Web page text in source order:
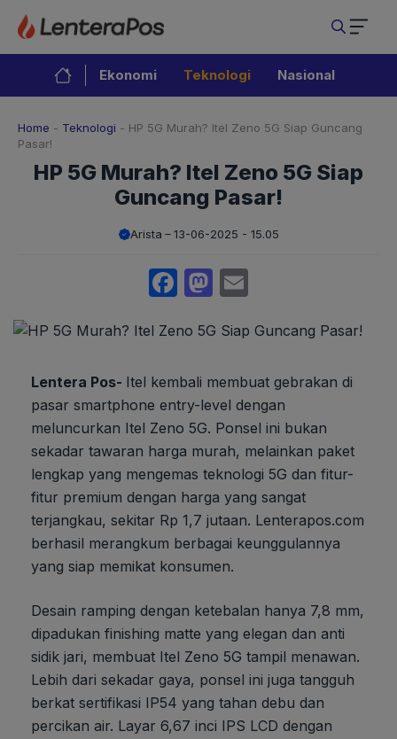
Langsung
isi
Ekonomi Teknologi Nasional
Home - Teknologi - HP 5G Murah? Itel Zeno 5G Siap Guncang
Pasar!
HP 5G Murah? Itel Zeno 5G Siap
Guncang Pasar!
Arista 13-06-2025 - 15.05
Facebook
Mastodon
Lentera Pos- Itel kembali membuat gebrakan di
pasar smartphone entry-level dengan
meluncurkan Itel Zeno 5G. Ponsel ini bukan
sekadar tawaran harga murah, melainkan paket
lengkap yang mengemas teknologi 5G dan fitur-
fitur premium dengan harga yang sangat
terjangkau, sekitar Rp 1,7 jutaan. Lenterapos.com
berhasil merangkum berbagai keunggulannya
yang siap memikat konsumen.
Desain ramping dengan ketebalan hanya 7,8 mm,
dipadukan finishing matte yang elegan dan anti
sidik jari, membuat Itel Zeno 5G tampil menawan.
Lebih dari sekadar gaya, ponsel ini juga tangguh
berkat sertifikasi IP54 yang tahan debu dan
percikan air. Layar 6,67 inci IPS LCD dengan